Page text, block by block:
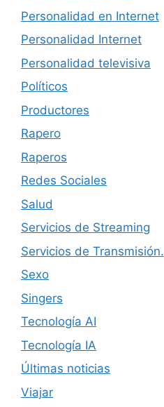
Personalidad en Internet
Personalidad Internet
Personalidad televisiva
Políticos
Productores
Rapero
Raperos
Redes Sociales
Salud
Servicios de Streaming
Servicios de Transmisión.
Sexo
Singers
Tecnología AI
Tecnología IA
Últimas noticias
Viajar